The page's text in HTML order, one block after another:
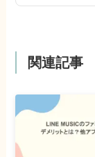
関連記事